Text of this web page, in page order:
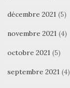
décembre 2021 (5)
novembre 2021 (4)
octobre 2021 (5)
septembre 2021 (4)